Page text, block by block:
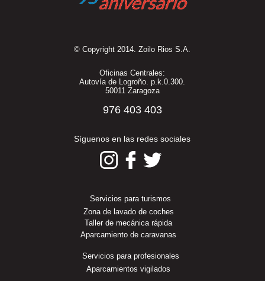
© Copyright 2014. Zoilo Rios S.A.
Oficinas Centrales:
Autovía de Logroño. p.k.0.300.
50011 Zaragoza
976 403 403
Síguenos en las redes sociales
Servicios para turismos
Zona de lavado de coches
Taller de mecánica rápida
Aparcamiento de caravanas
Servicios para profesionales
Aparcamientos vigilados